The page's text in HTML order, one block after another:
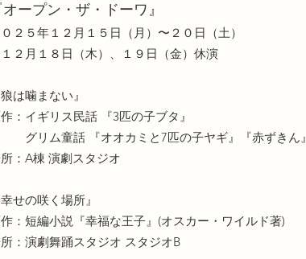
オープン・ザ・ドーワ』
０２５年１２月１５日（月）〜２０日（土）
２月１８日（木）、１９日（金）休演
狼は噛まない』​
：イギリス民話 『3匹の子ブタ』
リム童話 『オオカミと7匹の子ヤギ』『赤ずきん』
：A棟 演劇スタジオ​
幸せの咲く場所』
：短編小説『幸福な王子』(オスカー・ワイルド著)
：演劇舞踊スタジオ スタジオB